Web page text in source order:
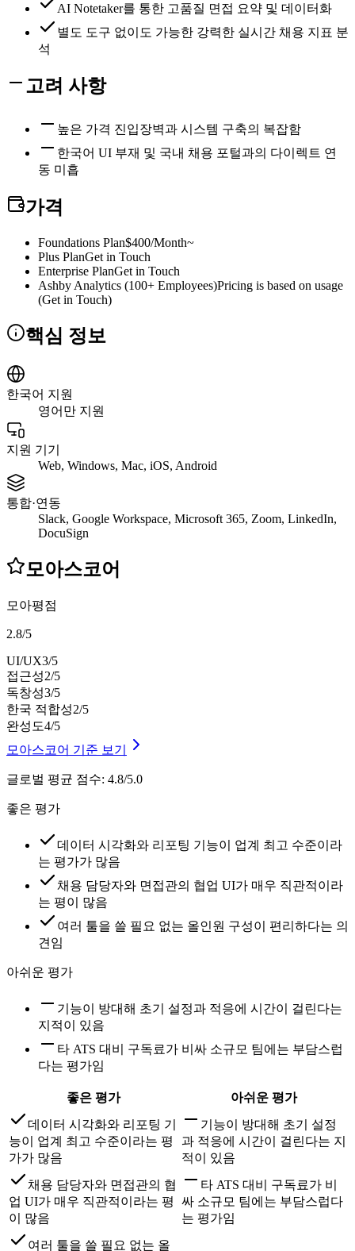
AI Notetaker를 통한 고품질 면접 요약 및 데이터화
별도 도구 없이도 가능한 강력한 실시간 채용 지표 분
석
고려 사항
높은 가격 진입장벽과 시스템 구축의 복잡함
한국어 UI 부재 및 국내 채용 포털과의 다이렉트 연
동 미흡
가격
Foundations Plan$400/Month~
Plus PlanGet in Touch
Enterprise PlanGet in Touch
Ashby Analytics (100+ Employees)Pricing is based on usage
(Get in Touch)
핵심 정보
한국어 지원
영어만 지원
지원 기기
Web, Windows, Mac, iOS, Android
통합·연동
Slack, Google Workspace, Microsoft 365, Zoom, LinkedIn,
DocuSign
모아스코어
모아평점
2.8/5
UI/UX3/5
접근성2/5
독창성3/5
한국 적합성2/5
완성도4/5
모아스코어 기준 보기
글로벌 평균 점수: 4.8/5.0
좋은 평가
데이터 시각화와 리포팅 기능이 업계 최고 수준이라
는 평가가 많음
채용 담당자와 면접관의 협업 UI가 매우 직관적이라
는 평이 많음
여러 툴을 쓸 필요 없는 올인원 구성이 편리하다는 의
견임
아쉬운 평가
기능이 방대해 초기 설정과 적응에 시간이 걸린다는
지적이 있음
타 ATS 대비 구독료가 비싸 소규모 팀에는 부담스럽
다는 평가임
좋은 평가
아쉬운 평가
데이터 시각화와 리포팅 기
능이 업계 최고 수준이라는 평
가가 많음
기능이 방대해 초기 설정
과 적응에 시간이 걸린다는 지
적이 있음
채용 담당자와 면접관의 협
업 UI가 매우 직관적이라는 평
이 많음
타 ATS 대비 구독료가 비
싸 소규모 팀에는 부담스럽다
는 평가임
여러 툴을 쓸 필요 없는 올